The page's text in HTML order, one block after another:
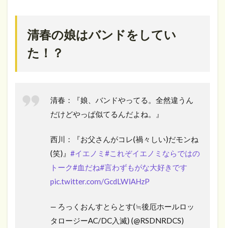
清春の娘はバンドをしてい
た！？
清春：『娘、バンドやってる。全然違うん
だけどやっぱ似てるんだよね。』
西川：『お父さんがコレ(禍々しい)だモンね
(笑)』 #イエノミ #これぞイエノミならではの
トーク#血だね#言わずもがな大好きです
pic.twitter.com/GcdLWlAHzP
— ろっくおんすとらとす(≒後厄ホールロッ
タロージーAC/DC入滅) (@RSDNRDCS)